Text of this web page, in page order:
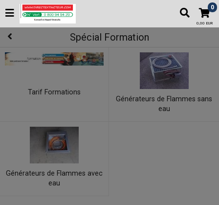
0
0,00 EUR
Spécial Formation
Tarif Formations
Générateurs de Flammes sans
eau
Générateurs de Flammes avec
eau